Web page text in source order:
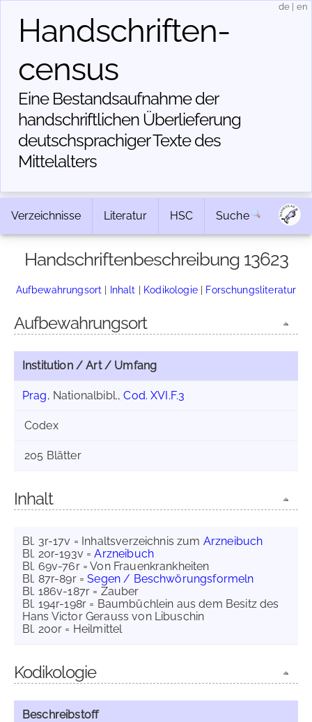
Handschriften­
census
Eine Bestandsaufnahme der
handschriftlichen Über­lieferung
deutschsprachiger Texte des
Mittelalters
de en
Verzeichnisse Literatur HSC Suche
Handschriftenbeschreibung 13623
Aufbewahrungsort | Inhalt | Kodikologie| Forschungsliteratur
Aufbewahrungsort
Institution / Art / Umfang
Prag, Nationalbibl.,Cod. XVI.F.3
Codex
205 Blätter
Inhalt
Bl. 3r-17v = Inhaltsverzeichnis zum Arzneibuch
Bl. 20r-193v =Arzneibuch
Bl. 69v-76r = Von Frauenkrankheiten
Bl. 87r-89r =Segen / Beschwörungsformeln
Bl. 186v-187r = Zauber
Bl. 194r-198r = Baumbüchlein aus dem Besitz des
Hans Victor Gerauss von Libuschin
Bl. 200r = Heilmittel
Kodikologie
Beschreibstoff